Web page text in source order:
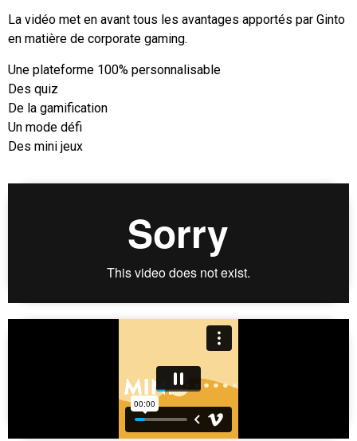
La vidéo met en avant tous les avantages apportés par Ginto
en matière de corporate gaming.
Une plateforme 100% personnalisable
Des quiz
De la gamification
Un mode défi
Des mini jeux